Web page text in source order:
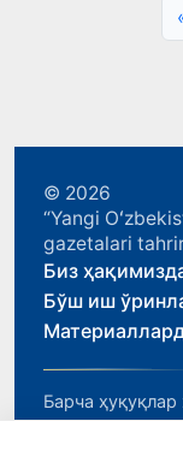
© 2026
“Yangi
gazetalari
Биз
Бўш иш
Барча